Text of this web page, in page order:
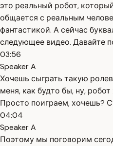
это реальный робот,
общается с реальным
фантастикой. А сейчас
следующее видео. Давайте
03:56
Speaker A
Хочешь сыграть такую
меня, как будто бы, ну,
Просто поиграем, хочешь?
04:04
Speaker A
Поэтому мы поговорим